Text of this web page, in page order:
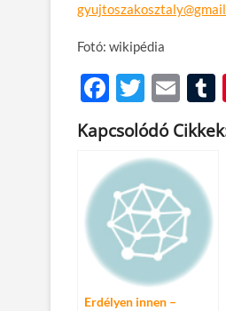
Fotó: wikipédia
F
ac
e
b
o
o
k
T
w
itt
er
E
m
ail
u
Kapcsolódó
Erdélyen innen –